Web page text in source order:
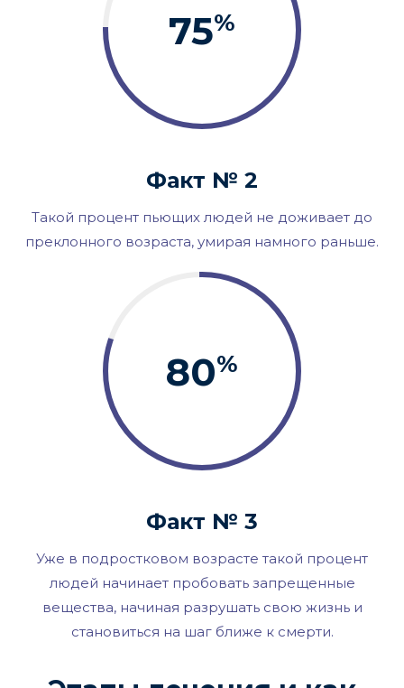
75%
Факт № 2
Такой процент пьющих людей не доживает до
преклонного возраста, умирая намного раньше.
80%
Факт № 3
Уже в подростковом возрасте такой процент
людей начинает пробовать запрещенные
вещества, начиная разрушать свою жизнь и
становиться на шаг ближе к смерти.